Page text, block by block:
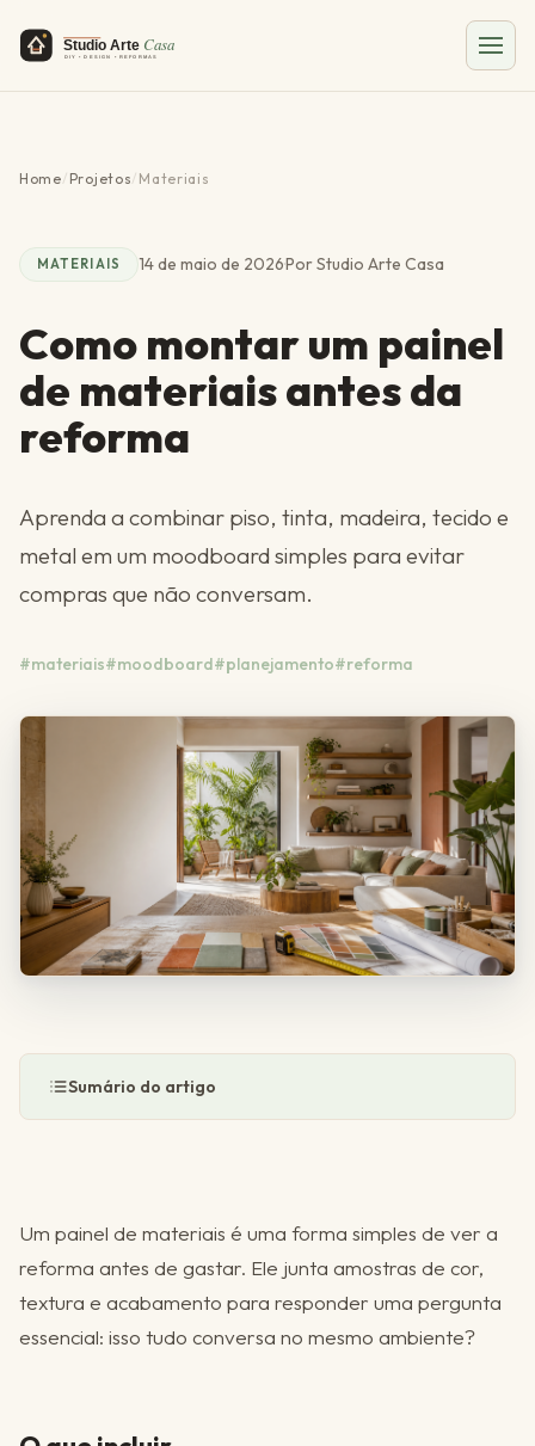
Home/ Projetos/ Materiais
MATERIAIS 14 de maio de 2026·Por Studio Arte Casa
Como montar um painel
de materiais antes da
reforma
Aprenda a combinar piso, tinta, madeira, tecido e
metal em um moodboard simples para evitar
compras que não conversam.
#materiais#moodboard#planejamento#reforma
Sumário do artigo
Um painel de materiais é uma forma simples de ver a
reforma antes de gastar. Ele junta amostras de cor,
textura e acabamento para responder uma pergunta
essencial: isso tudo conversa no mesmo ambiente?